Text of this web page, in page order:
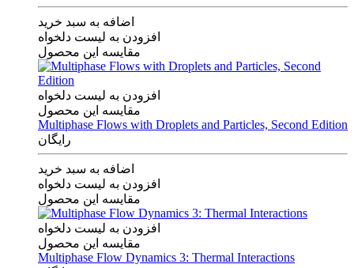
اضافه به سبد خرید
افزودن به لیست دلخواه
مقایسه این محصول
افزودن به لیست دلخواه
مقایسه این محصول
Multiphase Flows with Droplets and Particles, Second Edition
رایگان
اضافه به سبد خرید
افزودن به لیست دلخواه
مقایسه این محصول
افزودن به لیست دلخواه
مقایسه این محصول
Multiphase Flow Dynamics 3: Thermal Interactions